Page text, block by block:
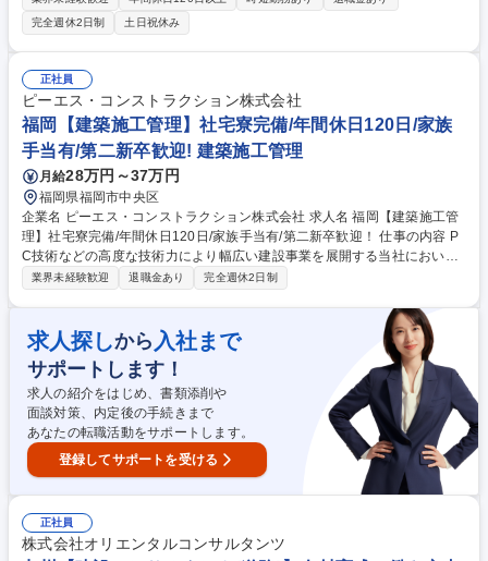
外の特許業務（発明発掘、出願、中間手続き、出願戦略立案、権利管理）
■特許調査（先行技術調査、クリアランス、他社特許分析） ■IPランドス
ケープの実践 ■自社特許の活用（ライセンス契約・交渉など） ■事業部
門、研究開発部門の特許レビュー ■社内における知財教育などの啓発活動
【業務内容の変更範囲】当社の指定する業務 募集職種 【知財・特許/リー
ダー候補】東証プライム上場/日本のインフラを守る知財戦略
完全週休2日制
土日祝休み
正社員
ピーエス・コンストラクション株式会社
福岡【建築施工管理】社宅寮完備/年間休日120日/家族
手当有/第二新卒歓迎! 建築施工管理
月給28万円～37万円
福岡県福岡市中央区
企業名 ピーエス・コンストラクション株式会社 求人名 福岡【建築施工管
理】社宅寮完備/年間休日120日/家族手当有/第二新卒歓迎！ 仕事の内容 P
C技術などの高度な技術力により幅広い建設事業を展開する当社におい
て、建築施工管理をお任せいたします。案件は住宅・オフィス・工場・倉
て】1案件につき50億円以上の金額規模の案件もある為、ご自身のスキル
アップが目指せます。今までの経験を活かし、幅広い裁量権で存分に力を
発揮したい方や、新卒・中途の垣根無くキャリアアップを目指したい方に
ピッタリのポジションです。当社の建築部門におけるプロジェクトを紹介
しております。是非一度ご確認ください。 https://www.psc.co.jp/kaisya/s
aiyou/special/project02.html 募集職種 福岡【建築施工管理】社宅寮完備/
年間休日120日/家族手当有/第二新卒歓迎！
業界未経験歓迎 退職金あり 完全週休2日制
求人探しから 入社まで
サポートします！
求人の紹介をはじめ、書類添削や
面談対策、内定後の手続きまで
あなたの転職活動をサポートします。
登録してサポートを受ける
正社員
株式会社オリエンタルコンサルタンツ